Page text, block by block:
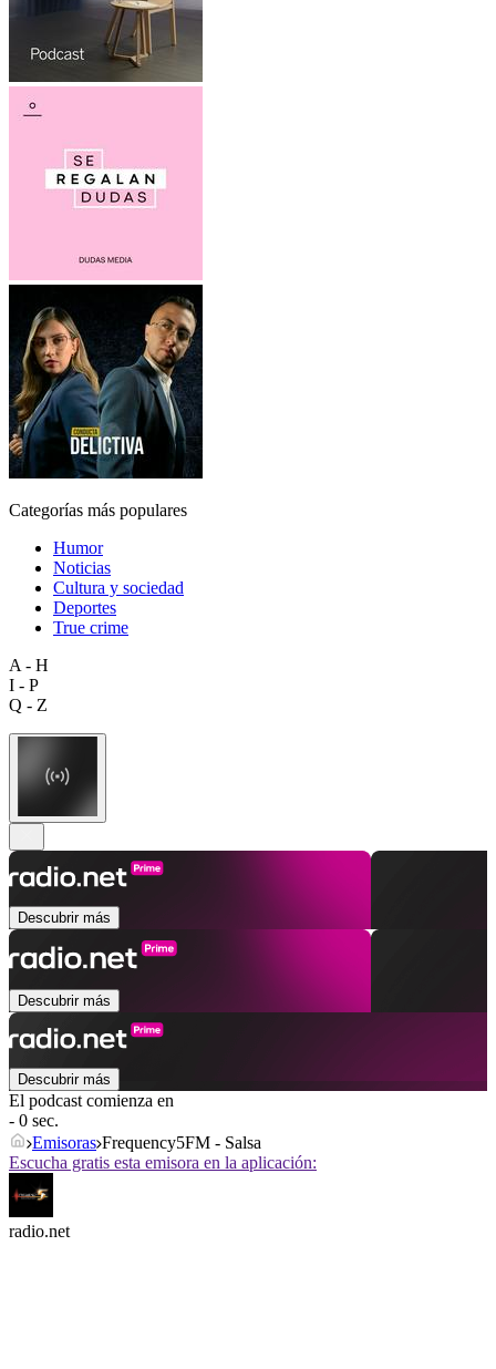
Categorías más populares
Humor
Noticias
Cultura y sociedad
Deportes
True crime
A - H
I - P
Q - Z
Descubrir más
Descubrir más
Descubrir más
El podcast comienza en
- 0 sec.
Emisoras Frequency5FM - Salsa
Escucha gratis esta emisora en la aplicación:
radio.net